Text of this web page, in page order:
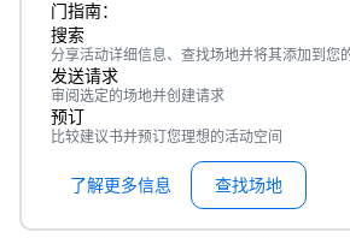
门指南：
搜索
分享活动详细信息、查找场地并将其添加到您
发送请求
审阅选定的场地并创建请求
预订
比较建议书并预订您理想的活动空间
了解更多信息 查找场地